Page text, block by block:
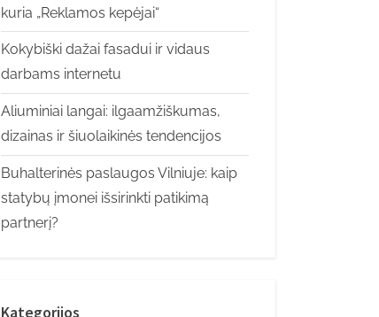
kuria „Reklamos kepėjai“
Kokybiški dažai fasadui ir vidaus
darbams internetu
Aliuminiai langai: ilgaamžiškumas,
dizainas ir šiuolaikinės tendencijos
Buhalterinės paslaugos Vilniuje: kaip
statybų įmonei išsirinkti patikimą
partnerį?
Kategorijos